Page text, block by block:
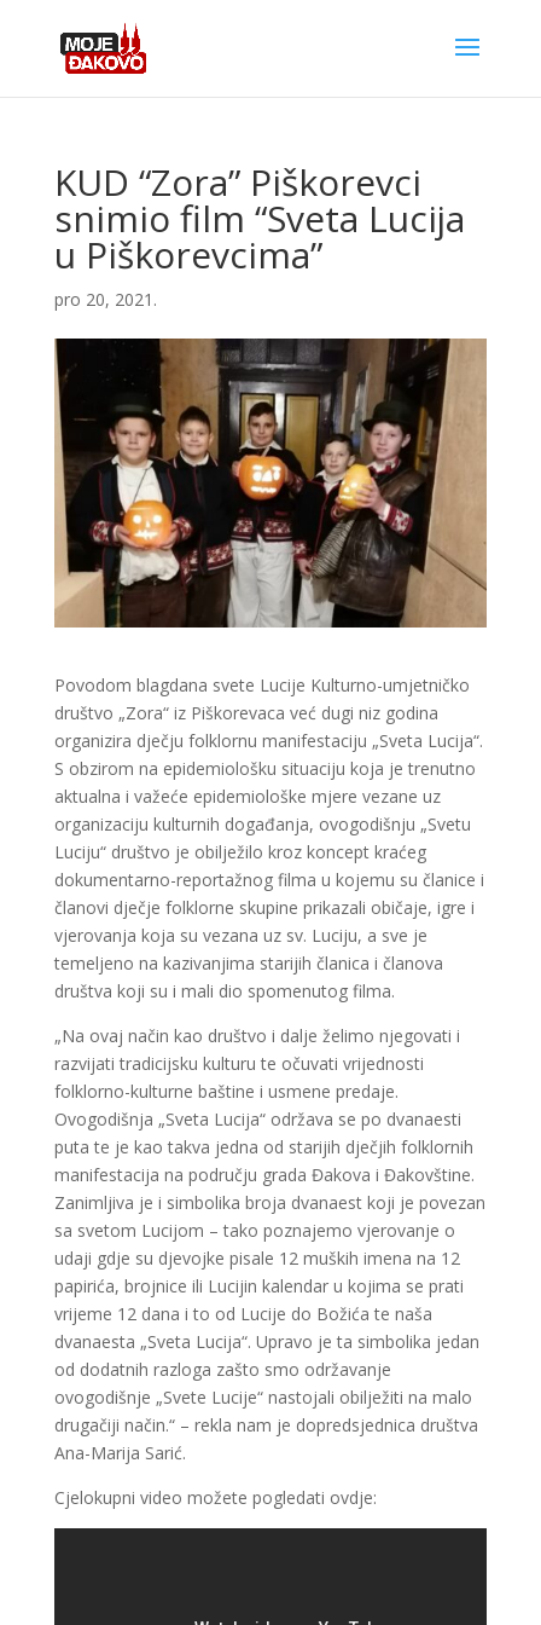
KUD “Zora” Piškorevci
snimio film “Sveta Lucija
u Piškorevcima”
pro 20, 2021.
Povodom blagdana svete Lucije Kulturno-umjetničko
društvo „Zora“ iz Piškorevaca već dugi niz godina
organizira dječju folklornu manifestaciju „Sveta Lucija“.
S obzirom na epidemiološku situaciju koja je trenutno
aktualna i važeće epidemiološke mjere vezane uz
organizaciju kulturnih događanja, ovogodišnju „Svetu
Luciju“ društvo je obilježilo kroz koncept kraćeg
dokumentarno-reportažnog filma u kojemu su članice i
članovi dječje folklorne skupine prikazali običaje, igre i
vjerovanja koja su vezana uz sv. Luciju, a sve je
temeljeno na kazivanjima starijih članica i članova
društva koji su i mali dio spomenutog filma.
„Na ovaj način kao društvo i dalje želimo njegovati i
razvijati tradicijsku kulturu te očuvati vrijednosti
folklorno-kulturne baštine i usmene predaje.
Ovogodišnja „Sveta Lucija“ održava se po dvanaesti
puta te je kao takva jedna od starijih dječjih folklornih
manifestacija na području grada Đakova i Đakovštine.
Zanimljiva je i simbolika broja dvanaest koji je povezan
sa svetom Lucijom – tako poznajemo vjerovanje o
udaji gdje su djevojke pisale 12 muških imena na 12
papirića, brojnice ili Lucijin kalendar u kojima se prati
vrijeme 12 dana i to od Lucije do Božića te naša
dvanaesta „Sveta Lucija“. Upravo je ta simbolika jedan
od dodatnih razloga zašto smo održavanje
ovogodišnje „Svete Lucije“ nastojali obilježiti na malo
drugačiji način.“ – rekla nam je dopredsjednica društva
Ana-Marija Sarić.
Cjelokupni video možete pogledati ovdje: